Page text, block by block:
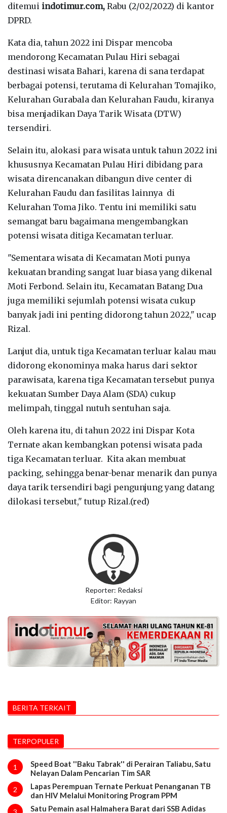
ditemui indotimur.com, Rabu (2/02/2022) di kantor
DPRD.
Kata dia, tahun 2022 ini Dispar mencoba
mendorong Kecamatan Pulau Hiri sebagai
destinasi wisata Bahari, karena di sana terdapat
berbagai potensi, terutama di Kelurahan Tomajiko,
Kelurahan Gurabala dan Kelurahan Faudu, kiranya
bisa menjadikan Daya Tarik Wisata (DTW)
tersendiri.
Selain itu, alokasi para wisata untuk tahun 2022 ini
khususnya Kecamatan Pulau Hiri dibidang para
wisata direncanakan dibangun dive center di
Kelurahan Faudu dan fasilitas lainnya di
Kelurahan Toma Jiko. Tentu ini memiliki satu
semangat baru bagaimana mengembangkan
potensi wisata ditiga Kecamatan terluar.
"Sementara wisata di Kecamatan Moti punya
kekuatan branding sangat luar biasa yang dikenal
Moti Ferbond. Selain itu, Kecamatan Batang Dua
juga memiliki sejumlah potensi wisata cukup
banyak jadi ini penting didorong tahun 2022," ucap
Rizal.
Lanjut dia, untuk tiga Kecamatan terluar kalau mau
didorong ekonominya maka harus dari sektor
parawisata, karena tiga Kecamatan tersebut punya
kekuatan Sumber Daya Alam (SDA) cukup
melimpah, tinggal nutuh sentuhan saja.
Oleh karena itu, di tahun 2022 ini Dispar Kota
Ternate akan kembangkan potensi wisata pada
tiga Kecamatan terluar. Kita akan membuat
packing, sehingga benar-benar menarik dan punya
daya tarik tersendiri bagi pengunjung yang datang
dilokasi tersebut," tutup Rizal.(red)
Reporter: Redaksi
Editor: Rayyan
BERITA TERKAIT
TERPOPULER
1
Speed Boat ''Baku Tabrak'' di Perairan Taliabu, Satu
Nelayan Dalam Pencarian Tim SAR
2
Lapas Perempuan Ternate Perkuat Penanganan TB
dan HIV Melalui Monitoring Program PPM
Satu Pemain asal Halmahera Barat dari SSB Adidas